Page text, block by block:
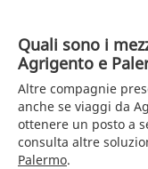
Quali sono i
Agrigento e
Altre compagnie
anche se viaggi da
ottenere un posto a
consulta altre
Palermo.